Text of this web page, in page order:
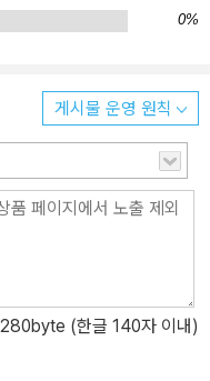
책에서 확인할 수 있을 것
0%
게시물 운영 원칙
(한글 140자 이내)